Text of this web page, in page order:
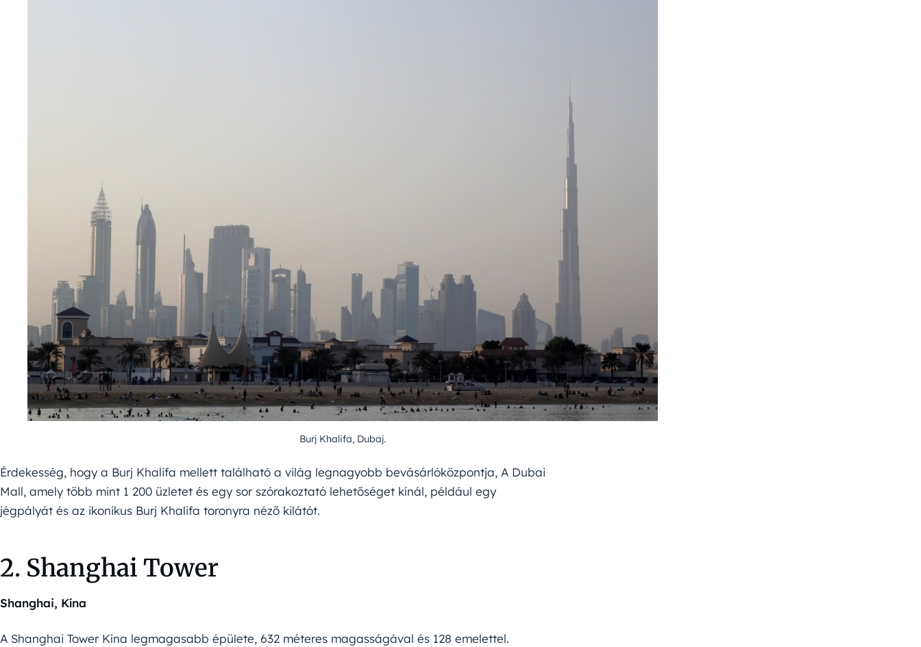
Burj Khalifa, Dubaj.
Érdekesség, hogy a Burj Khalifa mellett található a világ legnagyobb bevásárlóközpontja, A Dubai
Mall, amely több mint 1 200 üzletet és egy sor szórakoztató lehetőséget kínál, például egy
jégpályát és az ikonikus Burj Khalifa toronyra néző kilátót.
2. Shanghai Tower
Shanghai, Kína
A Shanghai Tower Kína legmagasabb épülete, 632 méteres magasságával és 128 emelettel.